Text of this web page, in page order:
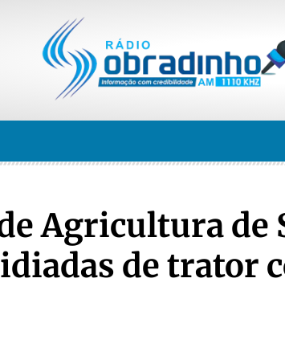
Agricultura de
de trator